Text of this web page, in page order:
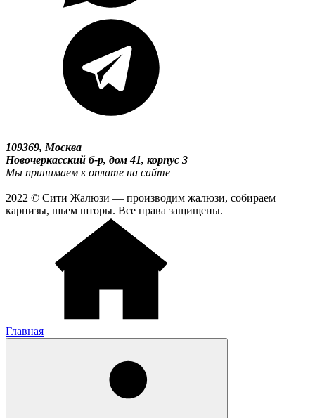
109369, Москва
Новочеркасский б-р, дом 41, корпус 3
Мы принимаем к оплате на сайте
2022 © Сити Жалюзи — производим жалюзи, собираем
карнизы, шьем шторы. Все права защищены.
Главная